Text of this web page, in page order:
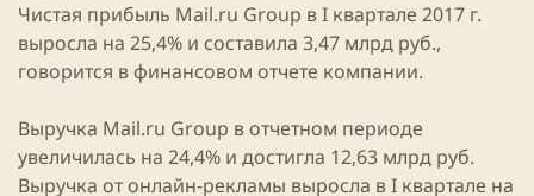
Чистая прибыль Mail.ru Group в I квартале 2017 г.
выросла на 25,4% и составила 3,47 млрд руб.,
говорится в финансовом отчете компании.
Выручка Mail.ru Group в отчетном периоде
увеличилась на 24,4% и достигла 12,63 млрд руб.
Выручка отонлайн-рекламы выросла в I квартале на